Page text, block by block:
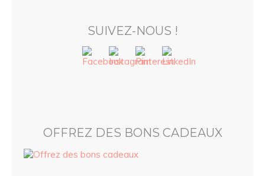
SUIVEZ-NOUS !
OFFREZ DES BONS CADEAUX